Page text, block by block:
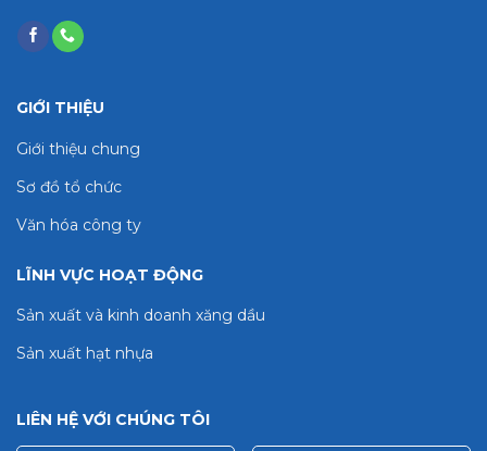
GIỚI THIỆU
Giới thiệu chung
Sơ đồ tổ chức
Văn hóa công ty
LĨNH VỰC HOẠT ĐỘNG
Sản xuất và kinh doanh xăng dầu
Sản xuất hạt nhựa
LIÊN HỆ VỚI CHÚNG TÔI